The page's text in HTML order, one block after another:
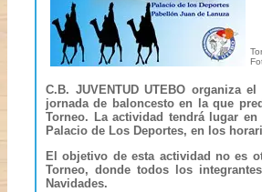
C.B. JUVENTUD UTEBO organiza el
jornada de baloncesto en la que
Torneo. La actividad tendrá lugar
Palacio de Los Deportes, en los
El objetivo de esta actividad no es
Torneo, donde todos los
Navidades.